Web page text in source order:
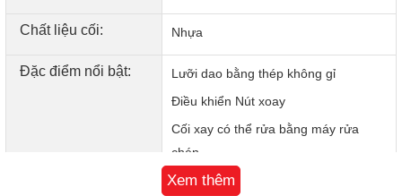
Chất liệu cối: Nhựa
Đặc điểm nổi bật:
Lưỡi dao bằng thép không gỉ
Điều khiển Nút xoay
Cối xay có thể rửa bằng máy rửa
chén
1 tốc độ, 1 nút nhồi để trộn nguyên
Xem thêm